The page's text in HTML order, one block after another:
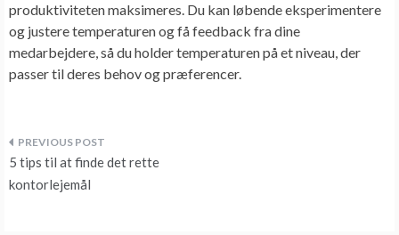
produktiviteten maksimeres. Du kan løbende eksperimentere
og justere temperaturen og få feedback fra dine
medarbejdere, så du holder temperaturen på et niveau, der
passer til deres behov og præferencer.
Indlægsnavigation
5 tips til at finde det rette
kontorlejemål